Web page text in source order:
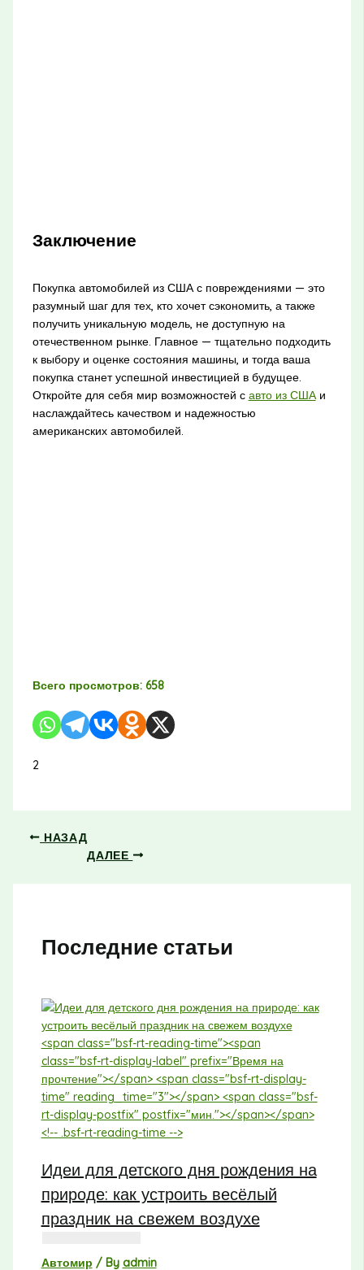
Заключение
Покупка автомобилей из США с повреждениями — это
разумный шаг для тех, кто хочет сэкономить, а также
получить уникальную модель, не доступную на
отечественном рынке. Главное — тщательно подходить
к выбору и оценке состояния машины, и тогда ваша
покупка станет успешной инвестицией в будущее.
Откройте для себя мир возможностей с авто из СШАи
наслаждайтесь качеством и надежностью
американских автомобилей.
Всего просмотров: 658
2
НАЗАД
ДАЛЕЕ
Последние статьи
Идеи для детского дня рождения на
природе: как устроить весёлый
праздник на свежем воздухе
Автомир / By admin